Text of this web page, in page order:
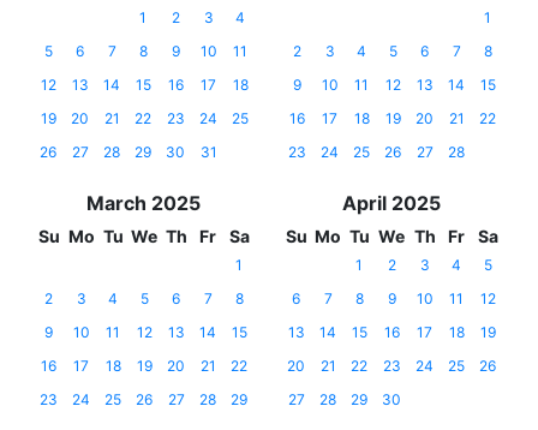
1 2 3
4
5
6 7 8 9 10
11
12
13 14 15 16 17
18
19
20 21 22 23 24
25
26
27 28 29 30 31
1
2
3 4 5 6 7
8
9
10 11 12 13 14
15
16
17 18 19 20 21
22
23
24 25 26 27 28
March 2025
Su Mo Tu We Th Fr Sa
1
2
3 4 5 6 7
8
9
10 11 12 13 14
15
16
17 18 19 20 21
22
23
24 25 26 27 28 29
April 2025
Su Mo Tu We Th Fr Sa
1 2 3 4
5
6
7 8 9 10 11
12
13
14 15 16 17 18
19
20
21 22 23 24 25
26
27
28 29 30